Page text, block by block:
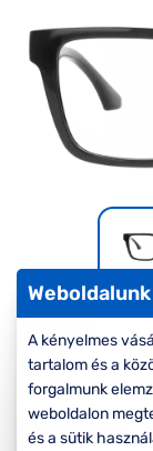
Korábbi ár:
Akciós ár:
A kényelmes
tartalom és a
forgalmunk
weboldalon
és a sütik